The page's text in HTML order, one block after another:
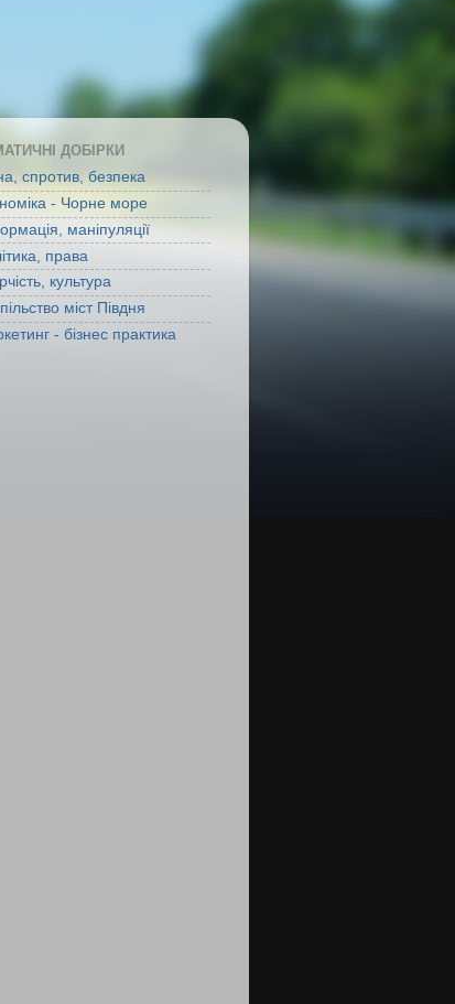
ДОБІРКИ
спротив, безпека
- Чорне море
маніпуляції
права
культура
міст Півдня
- бізнес практика